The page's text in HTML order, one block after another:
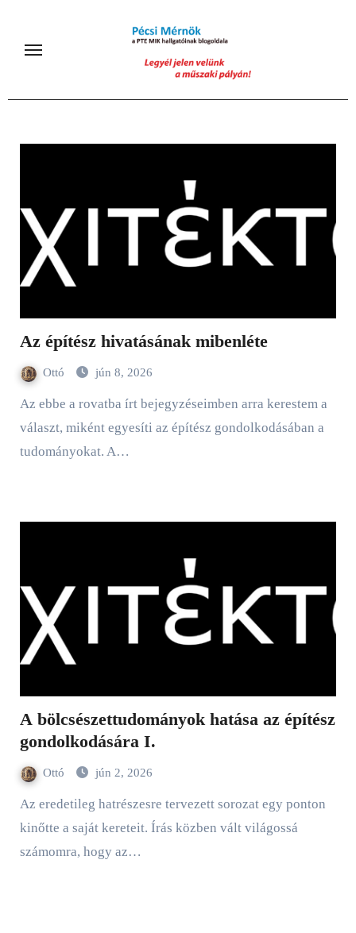
content
Az építész hivatásának mibenléte
Ottó jún 8, 2026
Az ebbe a rovatba írt bejegyzéseimben arra kerestem a
választ, miként egyesíti az építész gondolkodásában a
tudományokat. A…
A bölcsészettudományok hatása az építész
gondolkodására I.
Ottó jún 2, 2026
Az eredetileg hatrészesre tervezett sorozat egy ponton
kinőtte a saját kereteit. Írás közben vált világossá
számomra, hogy az…